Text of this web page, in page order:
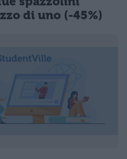
di uno (-45%)